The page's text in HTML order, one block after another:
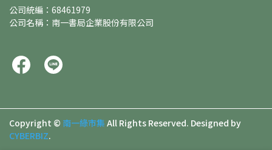
公司統編：68461979
公司名稱：南一書局企業股份有限公司
Copyright © 南一綠市集 All Rights Reserved. Designed by
CYBERBIZ.